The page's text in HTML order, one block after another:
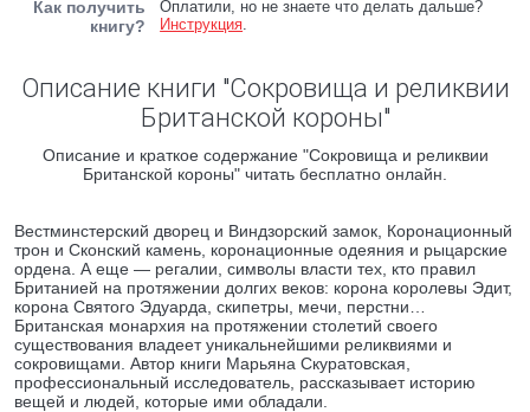
Как получить
книгу?
Оплатили, но не знаете что делать дальше?
Инструкция.
Описание книги "Сокровища и реликвии
Британской короны"
Описание и краткое содержание "Сокровища и реликвии
Британской короны" читать бесплатно онлайн.
Вестминстерский дворец и Виндзорский замок, Коронационный
трон и Сконский камень, коронационные одеяния и рыцарские
ордена. А еще — регалии, символы власти тех, кто правил
Британией на протяжении долгих веков: корона королевы Эдит,
корона Святого Эдуарда, скипетры, мечи, перстни…
Британская монархия на протяжении столетий своего
существования владеет уникальнейшими реликвиями и
сокровищами. Автор книги Марьяна Скуратовская,
профессиональный исследователь, рассказывает историю
вещей и людей, которые ими обладали.